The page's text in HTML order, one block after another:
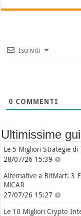
Iscriviti
0 COMMENTI
Ultimissime
Le 5 Migliori Strategie
28/07/26 15:39
Alternative a BitMart: 3
MiCAR
27/07/26 15:27
Le 10 Migliori Crypto